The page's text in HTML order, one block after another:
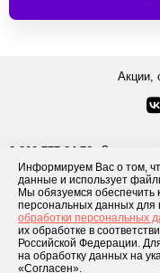
Информируем Вас о том,
данные и использует
Мы обязуемся обеспечить
персональных данных для
обработки персональных
их обработке в
Российской Федерации.
на обработку данных на
«Согласен».
Акции,
8-800-777-84-76 Звонки по
8 495 181-69-06
Москва
Каталог товаров О
Условия рассрочки